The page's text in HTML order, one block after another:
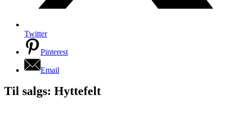
Twitter
Pinterest
Email
Til salgs: Hyttefelt